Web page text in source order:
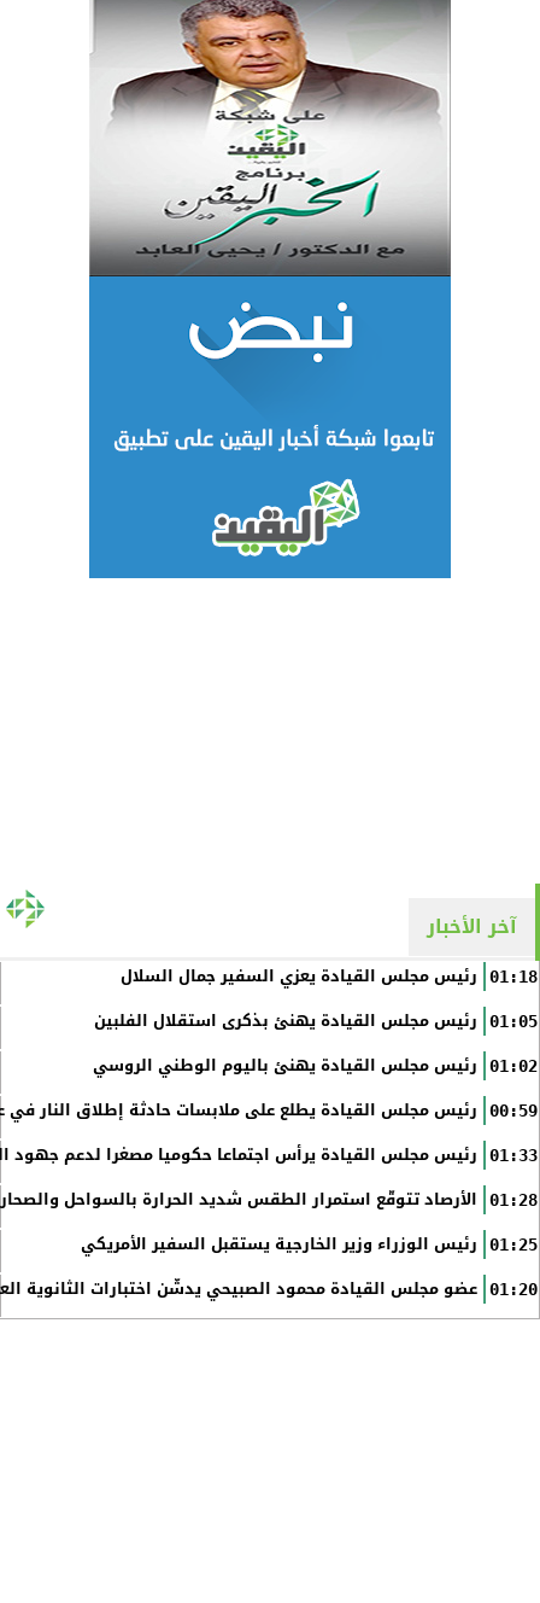
آخر الأخبار
01:18 رئيس مجلس القيادة يعزي السفير جمال السلال
01:05 رئيس مجلس القيادة يهنئ بذكرى استقلال الفلبين
01:02 رئيس مجلس القيادة يهنئ باليوم الوطني الروسي
00:59 رئيس مجلس القيادة يطلع على ملابسات حادثة إطلاق النار في
01:33 رئيس مجلس القيادة يرأس اجتماعا حكوميا مصغرا لدعم جهود
01:28 الأرصاد تتوقّع استمرار الطقس شديد الحرارة بالسواحل
01:25 رئيس الوزراء وزير الخارجية يستقبل السفير الأمريكي
01:20 عضو مجلس القيادة محمود الصبيحي يدشّن اختبارات الثانوية